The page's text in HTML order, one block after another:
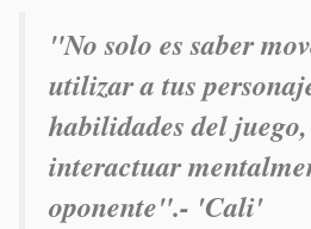
"No solo es saber
utilizar a tus
habilidades del
interactuar
oponente".- 'Cali'